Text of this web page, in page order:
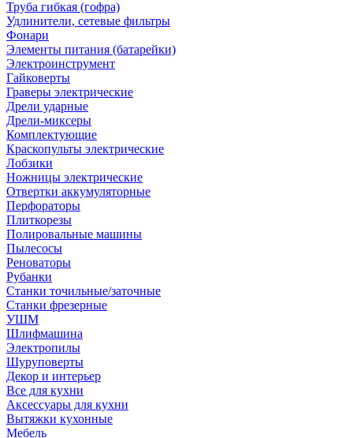
Труба гибкая (гофра)
Удлинители, сетевые фильтры
Фонари
Элементы питания (батарейки)
Электроинструмент
Гайковерты
Граверы электрические
Дрели ударные
Дрели-миксеры
Комплектующие
Краскопульты электрические
Лобзики
Ножницы электрические
Отвертки аккумуляторные
Перфораторы
Плиткорезы
Полировальные машины
Пылесосы
Реноваторы
Рубанки
Станки точильные/заточные
Станки фрезерные
УШМ
Шлифмашина
Электропилы
Шуруповерты
Декор и интерьер
Все для кухни
Аксессуары для кухни
Вытяжки кухонные
Мебель